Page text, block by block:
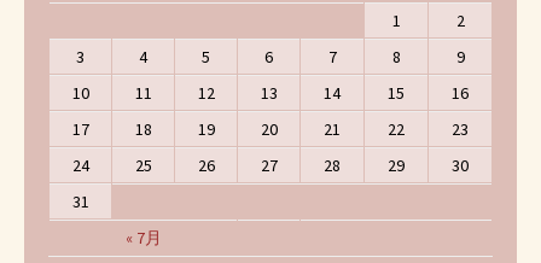
« 7月
1
2
3
4 5 6 7 8
9
10
11 12 13 14 15
16
17
18 19 20 21 22
23
24
25 26 27 28 29
30
31